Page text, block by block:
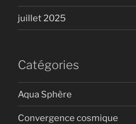
juillet 2025
Catégories
Aqua Sphère
Convergence cosmique